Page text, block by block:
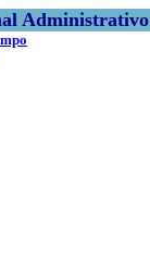
Administrativo